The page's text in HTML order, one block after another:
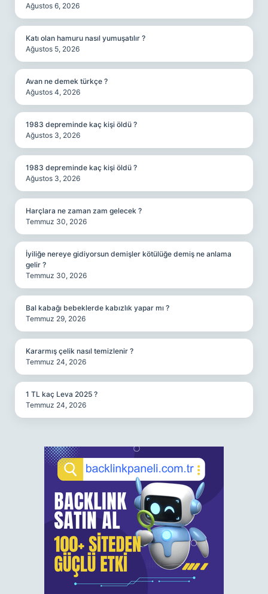
Ağustos 6, 2026
Katı olan hamuru nasıl yumuşatılır ?
Ağustos 5, 2026
Avan ne demek türkçe ?
Ağustos 4, 2026
1983 depreminde kaç kişi öldü ?
Ağustos 3, 2026
1983 depreminde kaç kişi öldü ?
Ağustos 3, 2026
Harçlara ne zaman zam gelecek ?
Temmuz 30, 2026
İyiliğe nereye gidiyorsun demişler kötülüğe demiş ne anlama
gelir ?
Temmuz 30, 2026
Bal kabağı bebeklerde kabızlık yapar mı ?
Temmuz 29, 2026
Kararmış çelik nasıl temizlenir ?
Temmuz 24, 2026
1 TL kaç Leva 2025 ?
Temmuz 24, 2026